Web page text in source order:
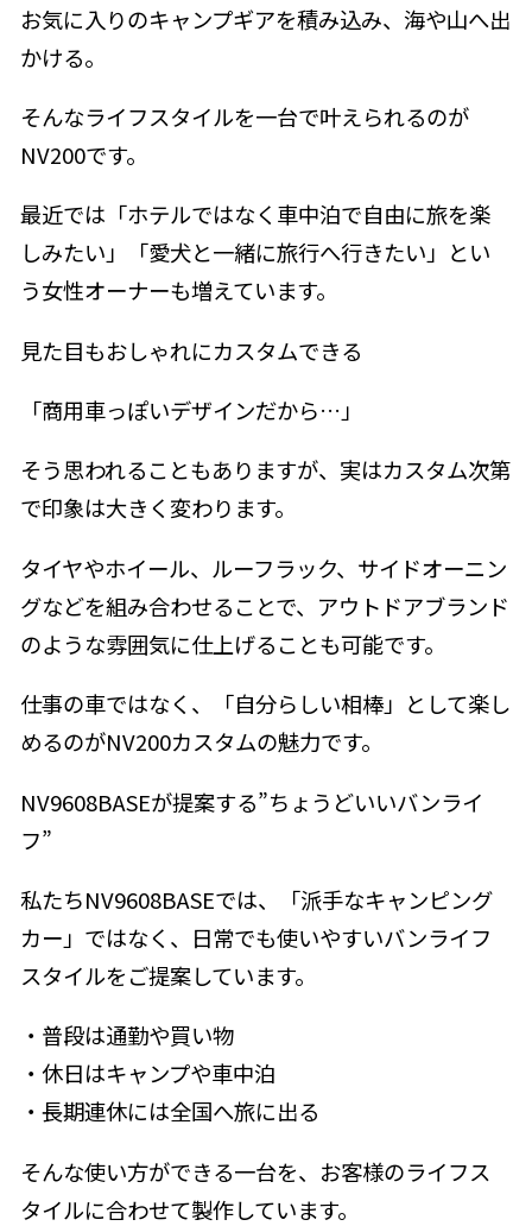
お気に入りのキャンプギアを積み込み、海や山へ出
かける。
そんなライフスタイルを一台で叶えられるのが
NV200です。
最近では「ホテルではなく車中泊で自由に旅を楽
しみたい」「愛犬と一緒に旅行へ行きたい」とい
う女性オーナーも増えています。
見た目もおしゃれにカスタムできる
「商用車っぽいデザインだから…」
そう思われることもありますが、実はカスタム次第
で印象は大きく変わります。
タイヤやホイール、ルーフラック、サイドオーニン
グなどを組み合わせることで、アウトドアブランド
のような雰囲気に仕上げることも可能です。
仕事の車ではなく、「自分らしい相棒」として楽し
めるのがNV200カスタムの魅力です。
NV9608BASEが提案する”ちょうどいいバンライ
フ”
私たちNV9608BASEでは、「派手なキャンピング
カー」ではなく、日常でも使いやすいバンライフ
スタイルをご提案しています。
・普段は通勤や買い物
・休日はキャンプや車中泊
・長期連休には全国へ旅に出る
そんな使い方ができる一台を、お客様のライフス
タイルに合わせて製作しています。